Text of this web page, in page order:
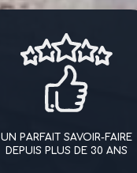
UN PARFAIT SAVOIR-FAIRE
DEPUIS PLUS DE 30 ANS